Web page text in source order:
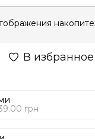
В избранное
грн